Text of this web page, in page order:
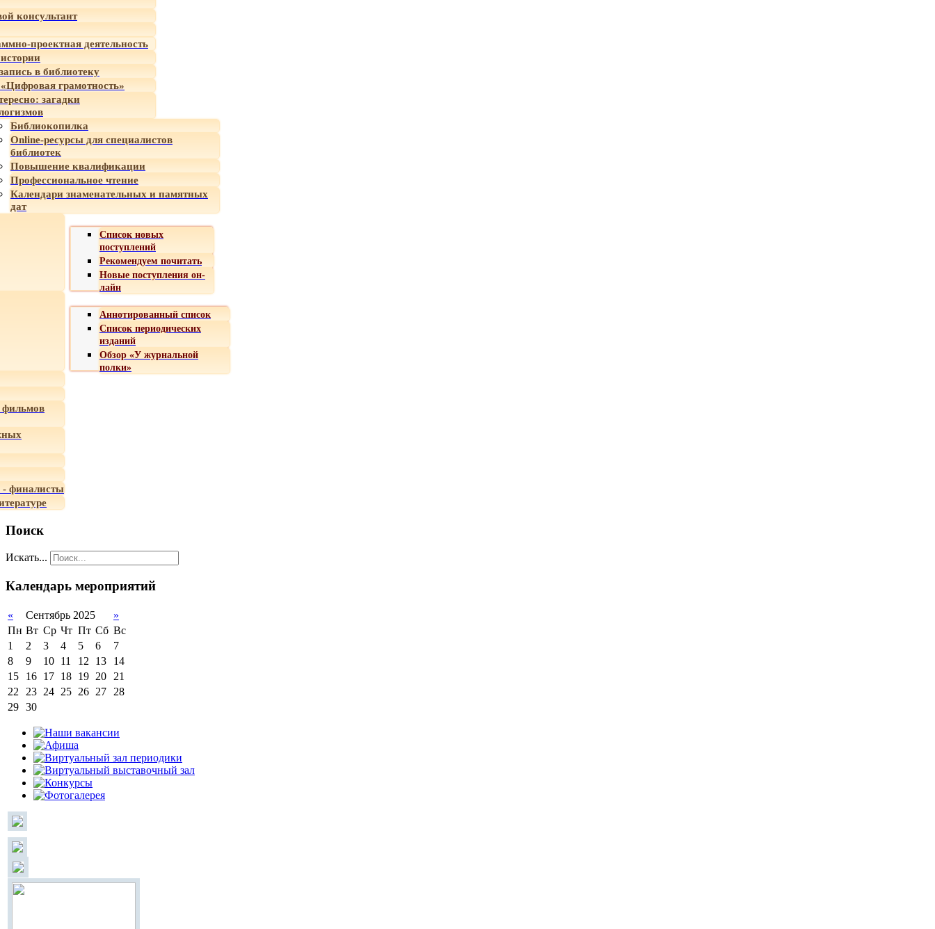
консультант
проектная деятельность
в библиотеку
грамотность»
загадки
Библиокопилка
Online-ресурсы для специалистов
библиотек
Повышение квалификации
Профессиональное чтение
Календари знаменательных и памятных
дат
Список новых
поступлений
Рекомендуем почитать
Новые поступления он-
лайн
Аннотированный список
Список периодических
изданий
Обзор «У журнальной
полки»
- финалисты
Поиск
Искать...
Календарь мероприятий
« Сентябрь 2025
»
Пн Вт Ср Чт Пт Сб Вс
1
2 3 4 5 6
7
8
9 10 11 12 13
14
15
16 17 18 19 20
21
22
23 24 25 26 27
28
29 30